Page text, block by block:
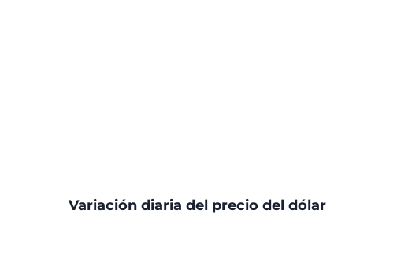
Variación diaria del precio del dólar